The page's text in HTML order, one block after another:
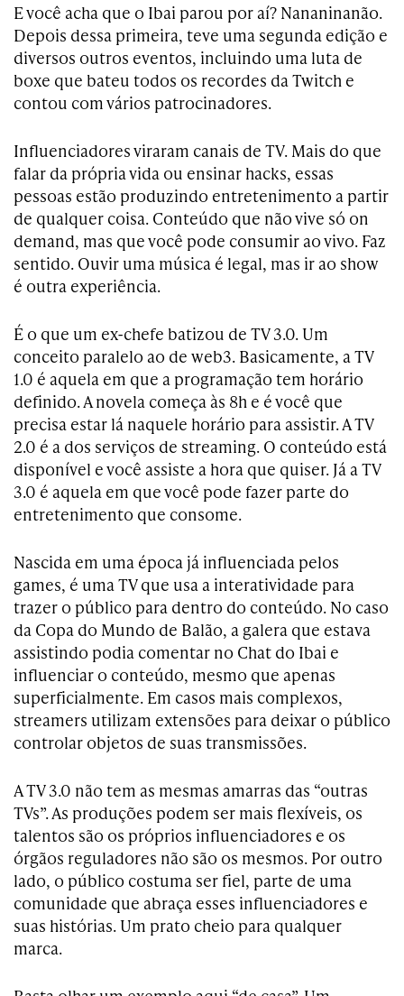
E você acha que o Ibai parou por aí? Nananinanão.
Depois dessa primeira, teve uma segunda edição e
diversos outros eventos, incluindo uma luta de
boxe que bateu todos os recordes da Twitch e
contou com vários patrocinadores.
Influenciadores viraram canais de TV. Mais do que
falar da própria vida ou ensinar hacks, essas
pessoas estão produzindo entretenimento a partir
de qualquer coisa. Conteúdo que não vive só on
demand, mas que você pode consumir ao vivo. Faz
sentido. Ouvir uma música é legal, mas ir ao show
é outra experiência.
É o que um ex-chefe batizou de TV 3.0. Um
conceito paralelo ao de web3. Basicamente, a TV
1.0 é aquela em que a programação tem horário
definido. A novela começa às 8h e é você que
precisa estar lá naquele horário para assistir. A TV
2.0 é a dos serviços de streaming. O conteúdo está
disponível e você assiste a hora que quiser. Já a TV
3.0 é aquela em que você pode fazer parte do
entretenimento que consome.
Nascida em uma época já influenciada pelos
games, é uma TV que usa a interatividade para
trazer o público para dentro do conteúdo. No caso
da Copa do Mundo de Balão, a galera que estava
assistindo podia comentar no Chat do Ibai e
influenciar o conteúdo, mesmo que apenas
superficialmente. Em casos mais complexos,
streamers utilizam extensões para deixar o público
controlar objetos de suas transmissões.
A TV 3.0 não tem as mesmas amarras das “outras
TVs”. As produções podem ser mais flexíveis, os
talentos são os próprios influenciadores e os
órgãos reguladores não são os mesmos. Por outro
lado, o público costuma ser fiel, parte de uma
comunidade que abraça esses influenciadores e
suas histórias. Um prato cheio para qualquer
marca.